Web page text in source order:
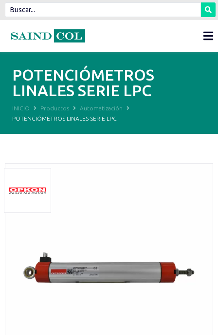
POTENCIÓMETROS
LINALES SERIE LPC
INICIO Productos
Automatización
POTENCIÓMETROS LINALES SERIE LPC